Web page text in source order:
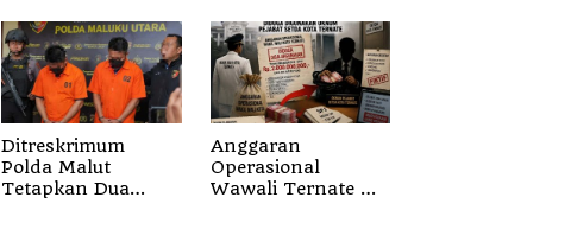
Ditreskrimum
Polda Malut
Tetapkan Dua
Anggaran
Operasional
Wawali Ternate